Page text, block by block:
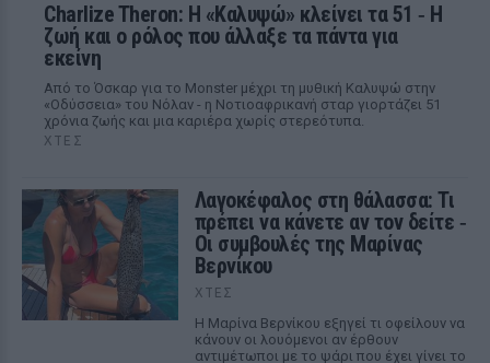
Charlize Theron: Η «Καλυψώ» κλείνει τα 51 ‑ H
ζωή και ο ρόλος που άλλαξε τα πάντα για
εκείνη
Από το Όσκαρ για το Monster μέχρι τη μυθική Καλυψώ στην
«Οδύσσεια» του Νόλαν - η Νοτιοαφρικανή σταρ γιορτάζει 51
χρόνια ζωής και μια καριέρα χωρίς στερεότυπα.
ΧΤΕΣ
Λαγοκέφαλος στη θάλασσα: Τι
πρέπει να κάνετε αν τον δείτε ‑
Οι συμβουλές της Μαρίνας
Βερνίκου
ΧΤΕΣ
Η Μαρίνα Βερνίκου εξηγεί τι οφείλουν να
κάνουν οι λουόμενοι αν έρθουν
αντιμέτωποι με το ψάρι που έχει γίνει το